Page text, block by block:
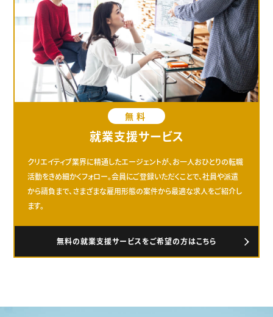
無料
就業支援サービス
クリエイティブ業界に精通したエージェントが、お一人おひとりの転職
活動をきめ細かくフォロー。会員にご登録いただくことで、社員や派遣
から請負まで、さまざまな雇用形態の案件から最適な求人をご紹介し
ます。
無料の就業支援サービスをご希望の方はこちら